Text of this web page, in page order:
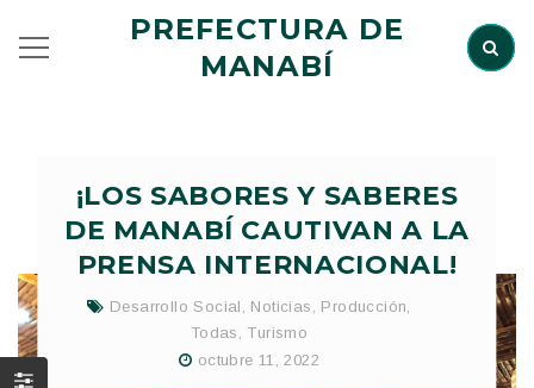
PREFECTURA DE
MANABÍ
¡LOS SABORES Y SABERES
DE MANABÍ CAUTIVAN A LA
PRENSA INTERNACIONAL!
Desarrollo Social , Noticias , Producción,
Todas , Turismo
octubre 11, 2022